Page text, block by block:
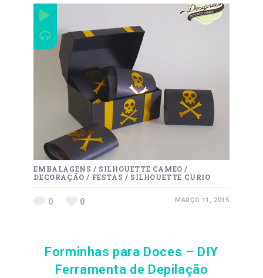
EMBALAGENS / SILHOUETTE CAMEO /
DECORAÇÃO / FESTAS / SILHOUETTE CURIO
0 0 MARÇO 11, 2015
Forminhas para Doces – DIY
Ferramenta de Depilação